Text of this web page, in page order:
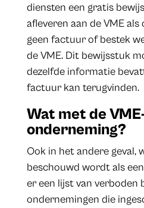
diensten een gratis
afleveren aan de VME
geen factuur of bestek
de VME. Dit bewijsstuk
dezelfde informatie
factuur kan terugvinden.
Wat met de
onderneming?
Ook in het andere geval,
beschouwd wordt als
er een lijst van verboden
ondernemingen die